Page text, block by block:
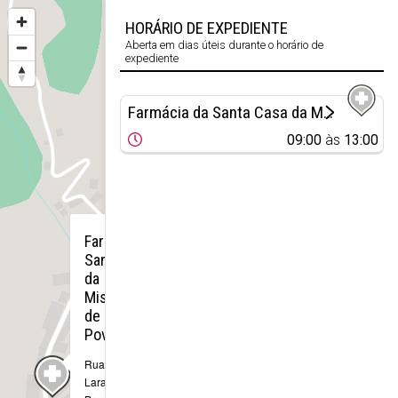
Farmácia da
Santa Casa
da
Misericórdia
de
Povoação
Rua I Barão das
Laranjeiras, 7
HORÁRIO DE EXPEDIENTE
Aberta em dias úteis durante o horário de
expediente
Farmácia da Santa Casa da Misericórdia de Povoação
09:00 às 13:00